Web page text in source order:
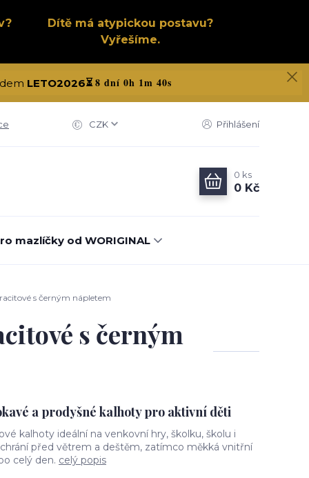
Dítě má atypickou postavu?
Vyřešíme.
LETO2026⏳8 dní 0h 1m 40s
CZK Přihlášení
0 ks
0 Kč
mazlíčky od WORIGINAL
s černým nápletem
s černým
a prodyšné kalhoty pro aktivní děti
kalhoty ideální na venkovní hry, školku, školu i
před větrem a deštěm, zatímco měkká vnitřní
celý den. celý popis